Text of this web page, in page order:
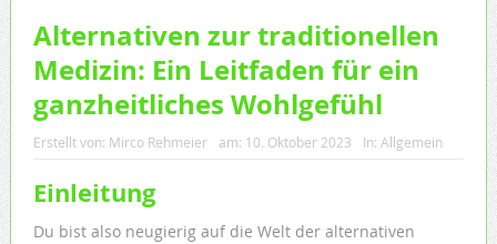
Alternativen zur traditionellen
Medizin: Ein Leitfaden für ein
ganzheitliches Wohlgefühl
Erstellt von: Mirco Rehmeier am: 10. Oktober 2023 In: Allgemein
Einleitung
Du bist also neugierig auf die Welt der alternativen